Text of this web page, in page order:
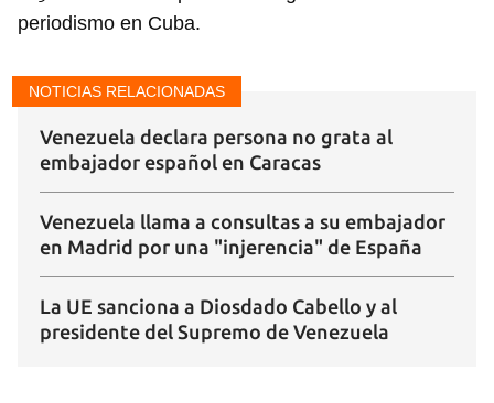
iniciar sesión con tu cuenta de 14ymedio.
periodismo en Cuba.
NOTICIAS RELACIONADAS
Venezuela declara persona no grata al
embajador español en Caracas
Venezuela llama a consultas a su embajador
en Madrid por una "injerencia" de España
La UE sanciona a Diosdado Cabello y al
presidente del Supremo de Venezuela